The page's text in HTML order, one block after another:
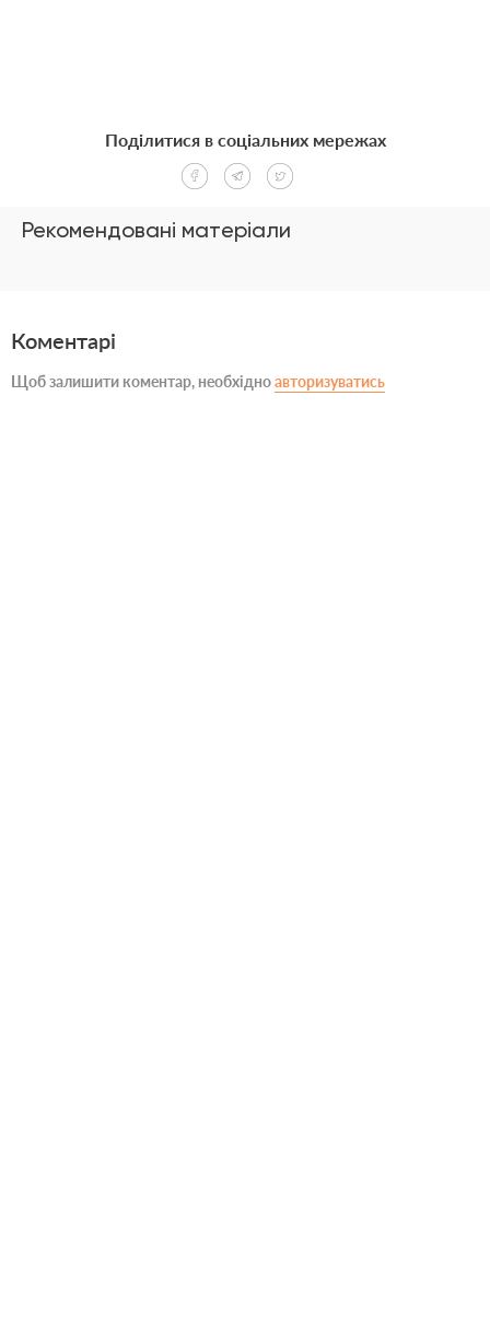
Рекомендовані матеріали
Поділитися в соціальних мережах
Коментарі
Щоб залишити коментар, необхідноавторизуватись